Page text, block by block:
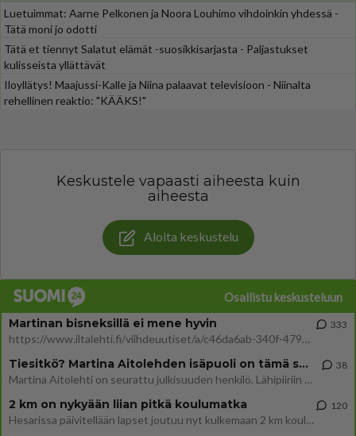
Luetuimmat: Aarne Pelkonen ja Noora Louhimo vihdoinkin yhdessä -
Tätä moni jo odotti
Tätä et tiennyt Salatut elämät -suosikkisarjasta - Paljastukset
kulisseista yllättävät
Iloyllätys! Maajussi-Kalle ja Niina palaavat televisioon - Niinalta
rehellinen reaktio: "KÄÄKS!"
Keskustele vapaasti aiheesta kuin
aiheesta
Aloita keskustelu
Osallistu keskusteluun
Martinan bisneksillä ei mene hyvin
https://www.iltalehti.fi/viihdeuutiset/a/c46da6ab-340f-4790-aaa7-0865eed2336 Yrityksen konkurssihakemus on tullut kärä
333
Tiesitkö? Martina Aitolehden isäpuoli on tämä suosittu laulaja
Martina Aitolehti on seurattu julkisuuden henkilö. Lähipiiriin mahtuu muitakin tunnettuja henkilöitä. Tiesitkö, että Ma
38
2 km on nykyään liian pitkä koulumatka
Hesarissa päivitellään lapset joutuu nyt kulkemaan 2 km kouluun jösses. Ruostefillarilla tuo matka menee vaikka miten äk
120